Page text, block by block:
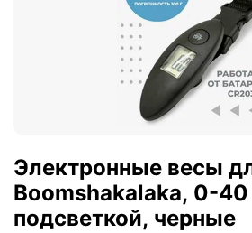
Электронные весы
Boomshakalaka, 0-40
подсветкой, черные